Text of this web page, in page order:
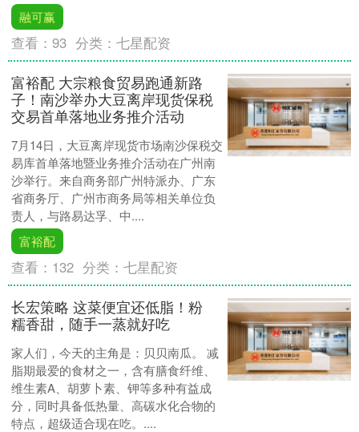
融可赢
查看：93 分类：七星配资
富裕配 大宗粮食贸易跑通新路
子！南沙举办大豆离岸现货保税
交易首单落地业务推介活动
7月14日，大豆离岸现货市场南沙保税交
易库首单落地暨业务推介活动在广州南
沙举行。来自商务部广州特派办、广东
省商务厅、广州市商务局等相关单位负
责人，与路易达孚、中....
富裕配
查看： 132 分类：七星配资
长宏策略 这菜便宜还低脂！粉
糯香甜，随手一蒸就好吃
家人们，今天的主角是：贝贝南瓜。 减
脂期最爱的食材之一，含有膳食纤维、
维生素A、胡萝卜素、钾等多种有益成
分，同时具备低热量、高碳水化合物的
特点，超级适合现在吃。....